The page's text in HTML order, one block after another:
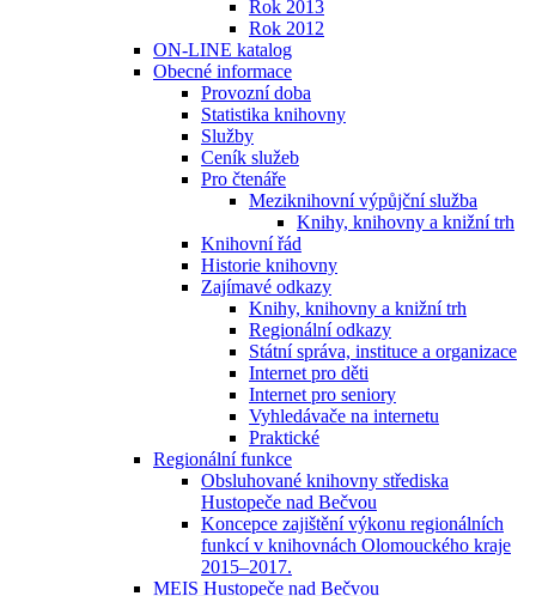
Rok 2013
Rok 2012
ON-LINE katalog
Obecné informace
Provozní doba
Statistika knihovny
Služby
Ceník služeb
Pro čtenáře
Meziknihovní výpůjční služba
Knihy, knihovny a knižní trh
Knihovní řád
Historie knihovny
Zajímavé odkazy
Knihy, knihovny a knižní trh
Regionální odkazy
Státní správa, instituce a organizace
Internet pro děti
Internet pro seniory
Vyhledávače na internetu
Praktické
Regionální funkce
Obsluhované knihovny střediska
Hustopeče nad Bečvou
Koncepce zajištění výkonu regionálních
funkcí v knihovnách Olomouckého kraje
2015–2017.
MEIS Hustopeče nad Bečvou